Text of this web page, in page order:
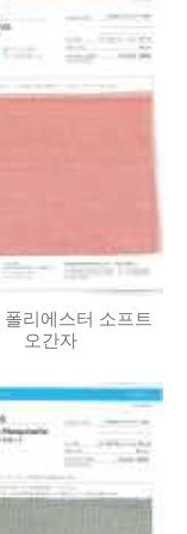
폴리에스터 소프트
오간자